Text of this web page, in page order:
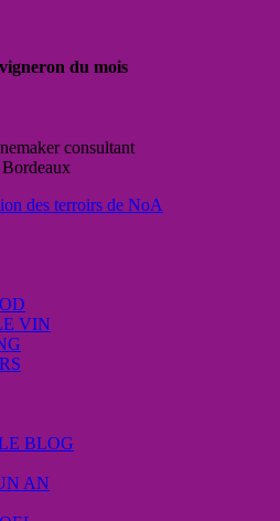
du mois
consultant
des terroirs de NoA
VIN
BLOG
AN